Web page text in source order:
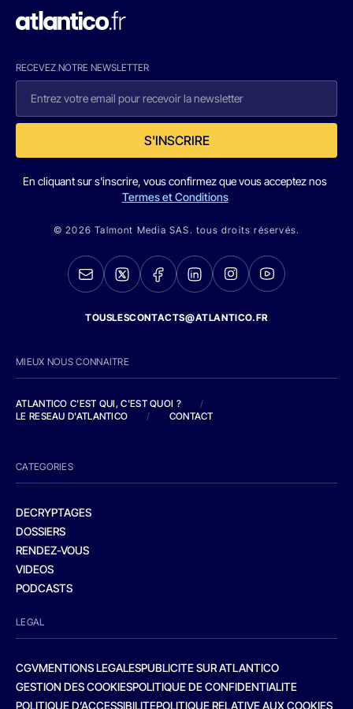
RECEVEZ NOTRE NEWSLETTER
S'INSCRIRE
En cliquant sur s'inscrire, vous confirmez que vous acceptez nos
Termes et Conditions
© 2026 Talmont Media SAS. tous droits réservés.
TOUSLESCONTACTS@ATLANTICO.FR
MIEUX NOUS CONNAITRE
ATLANTICO C'EST QUI, C'EST QUOI ?
/
LE RESEAU D'ATLANTICO
/ CONTACT
CATEGORIES
DECRYPTAGES
DOSSIERS
RENDEZ-VOUS
VIDEOS
PODCASTS
LEGAL
CGVMENTIONS LEGALESPUBLICITE SUR ATLANTICO
GESTION DES COOKIESPOLITIQUE DE CONFIDENTIALITE
POLITIQUE D’ACCESSIBILITEPOLITIQUE RELATIVE AUX COOKIES